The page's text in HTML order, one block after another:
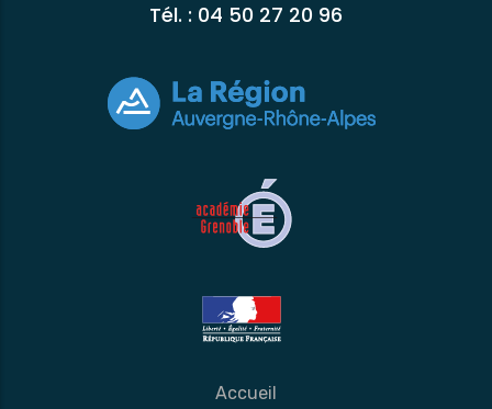
Tél. : 04 50 27 20 96
Accueil